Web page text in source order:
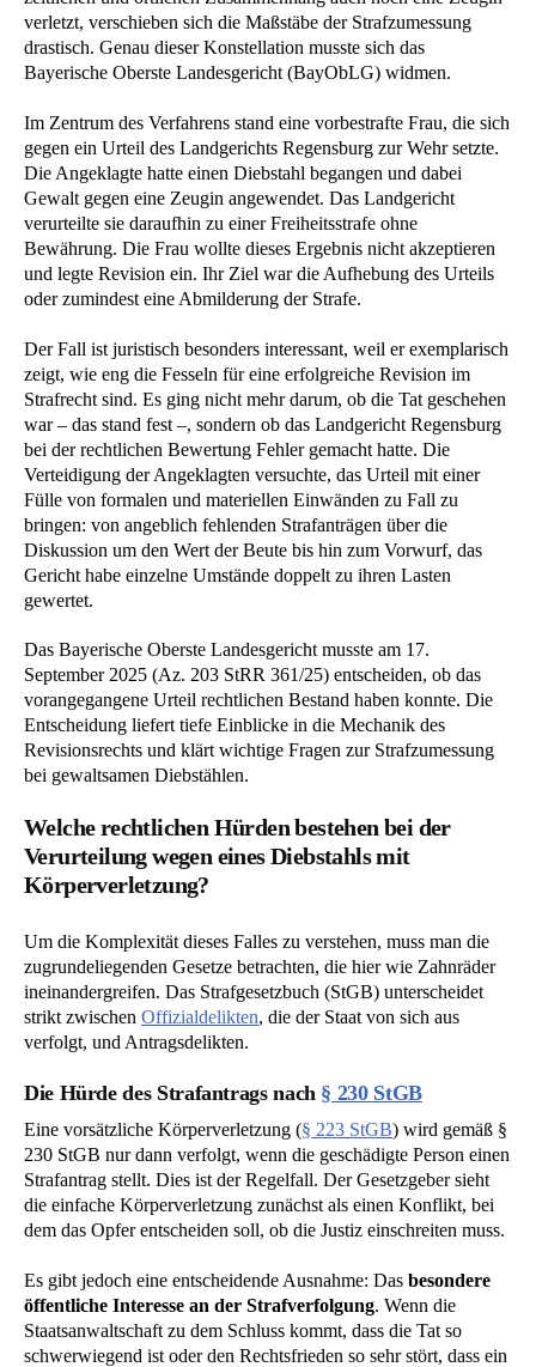
verletzt, verschieben sich die Maßstäbe der Strafzumessung
drastisch. Genau dieser Konstellation musste sich das
Bayerische Oberste Landesgericht (BayObLG) widmen.
Im Zentrum des Verfahrens stand eine vorbestrafte Frau, die sich
gegen ein Urteil des Landgerichts Regensburg zur Wehr setzte.
Die Angeklagte hatte einen Diebstahl begangen und dabei
Gewalt gegen eine Zeugin angewendet. Das Landgericht
verurteilte sie daraufhin zu einer Freiheitsstrafe ohne
Bewährung. Die Frau wollte dieses Ergebnis nicht akzeptieren
und legte Revision ein. Ihr Ziel war die Aufhebung des Urteils
oder zumindest eine Abmilderung der Strafe.
Der Fall ist juristisch besonders interessant, weil er exemplarisch
zeigt, wie eng die Fesseln für eine erfolgreiche Revision im
Strafrecht sind. Es ging nicht mehr darum, ob die Tat geschehen
war – das stand fest –, sondern ob das Landgericht Regensburg
bei der rechtlichen Bewertung Fehler gemacht hatte. Die
Verteidigung der Angeklagten versuchte, das Urteil mit einer
Fülle von formalen und materiellen Einwänden zu Fall zu
bringen: von angeblich fehlenden Strafanträgen über die
Diskussion um den Wert der Beute bis hin zum Vorwurf, das
Gericht habe einzelne Umstände doppelt zu ihren Lasten
gewertet.
Das Bayerische Oberste Landesgericht musste am 17.
September 2025 (Az. 203 StRR 361/25) entscheiden, ob das
vorangegangene Urteil rechtlichen Bestand haben konnte. Die
Entscheidung liefert tiefe Einblicke in die Mechanik des
Revisionsrechts und klärt wichtige Fragen zur Strafzumessung
bei gewaltsamen Diebstählen.
Welche rechtlichen Hürden bestehen bei der
Verurteilung wegen eines Diebstahls mit
Körperverletzung?
Um die Komplexität dieses Falles zu verstehen, muss man die
zugrundeliegenden Gesetze betrachten, die hier wie Zahnräder
ineinandergreifen. Das Strafgesetzbuch (StGB) unterscheidet
strikt zwischen Offizialdelikten, die der Staat von sich aus
verfolgt, und Antragsdelikten.
Die Hürde des Strafantrags nach § 230 StGB
Eine vorsätzliche Körperverletzung (§ 223 StGB) wird gemäß §
230 StGB nur dann verfolgt, wenn die geschädigte Person einen
Strafantrag stellt. Dies ist der Regelfall. Der Gesetzgeber sieht
die einfache Körperverletzung zunächst als einen Konflikt, bei
dem das Opfer entscheiden soll, ob die Justiz einschreiten muss.
Es gibt jedoch eine entscheidende Ausnahme: Das besondere
öffentliche Interesse an der Strafverfolgung. Wenn die
Staatsanwaltschaft zu dem Schluss kommt, dass die Tat so
schwerwiegend ist oder den Rechtsfrieden so sehr stört, dass ein